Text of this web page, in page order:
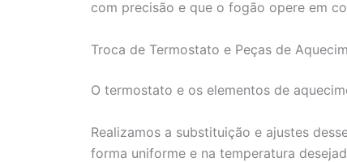
com precisão e que o fogão opere em
Troca de Termostato e Peças de
O termostato e os elementos de
Realizamos a substituição e ajustes
forma uniforme e na temperatura